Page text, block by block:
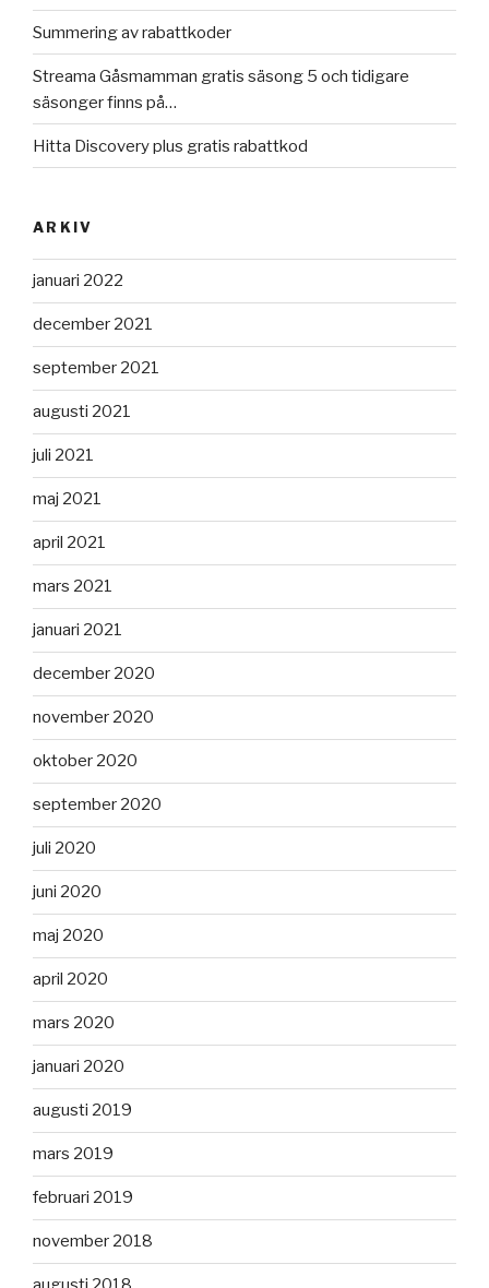
Summering av rabattkoder
Streama Gåsmamman gratis säsong 5 och tidigare
säsonger finns på…
Hitta Discovery plus gratis rabattkod
ARKIV
januari 2022
december 2021
september 2021
augusti 2021
juli 2021
maj 2021
april 2021
mars 2021
januari 2021
december 2020
november 2020
oktober 2020
september 2020
juli 2020
juni 2020
maj 2020
april 2020
mars 2020
januari 2020
augusti 2019
mars 2019
februari 2019
november 2018